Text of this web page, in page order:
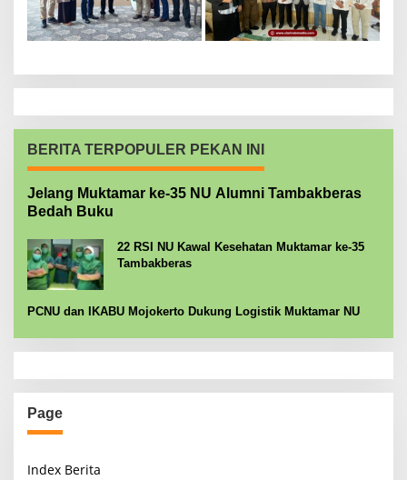
BERITA TERPOPULER PEKAN INI
Jelang Muktamar ke-35 NU Alumni Tambakberas
Bedah Buku
22 RSI NU Kawal Kesehatan Muktamar ke-35
Tambakberas
PCNU dan IKABU Mojokerto Dukung Logistik Muktamar NU
Page
Index Berita